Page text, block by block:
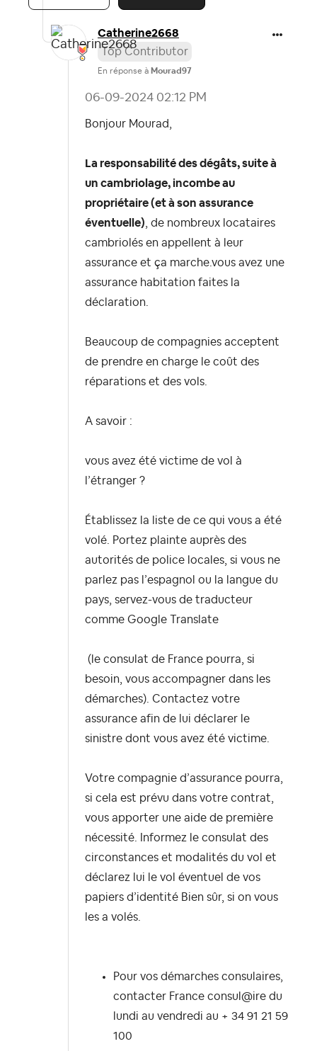
Catherine2668
Top Contributor
En réponse à Mourad97
‎06-09-2024 02:12 PM
Bonjour Mourad,
La responsabilité des dégâts, suite à
un cambriolage, incombe au
propriétaire (et à son assurance
éventuelle), de nombreux locataires
cambriolés en appellent à leur
assurance et ça marche.vous avez une
assurance habitation faites la
déclaration.
Beaucoup de compagnies acceptent
de prendre en charge le coût des
réparations et des vols.
A savoir :
vous avez été victime de vol à
l’étranger ?
Établissez la liste de ce qui vous a été
volé. Portez plainte auprès des
autorités de police locales, si vous ne
parlez pas l’espagnol ou la langue du
pays, servez-vous de traducteur
comme Google Translate
(le consulat de France pourra, si
besoin, vous accompagner dans les
démarches). Contactez votre
assurance afin de lui déclarer le
sinistre dont vous avez été victime.
Votre compagnie d’assurance pourra,
si cela est prévu dans votre contrat,
vous apporter une aide de première
nécessité. Informez le consulat des
circonstances et modalités du vol et
déclarez lui le vol éventuel de vos
papiers d’identité Bien sûr, si on vous
les a volés.
Pour vos démarches consulaires,
contacter France consul@ire du
lundi au vendredi au + 34 91 21 59
100